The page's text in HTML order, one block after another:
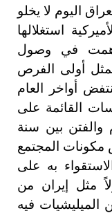
اليوم لا يخلو
استغلالها
ساهمت في وصول
أولى الفرص
أواخر العام
القائمة على
والفتن بين سنة
مكونات المجتمع
به على
مثل إيران من
الميليشيات فيه